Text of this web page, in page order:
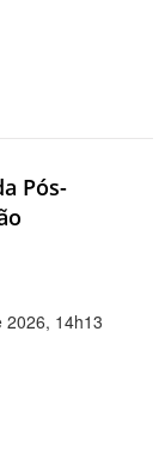
Pós-
2026, 14h13